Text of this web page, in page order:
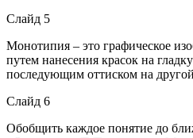
Слайд 5
Монотипия – это графическое
путем нанесения красок на
последующим оттиском на
Слайд 6
Обобщить каждое понятие до